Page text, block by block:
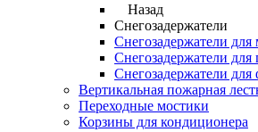
Назад
Снегозадержатели
Снегозадержатели
Снегозадержатели для
Снегозадержатели
Вертикальная пожарная
Переходные мостики
Корзины для кондиционера